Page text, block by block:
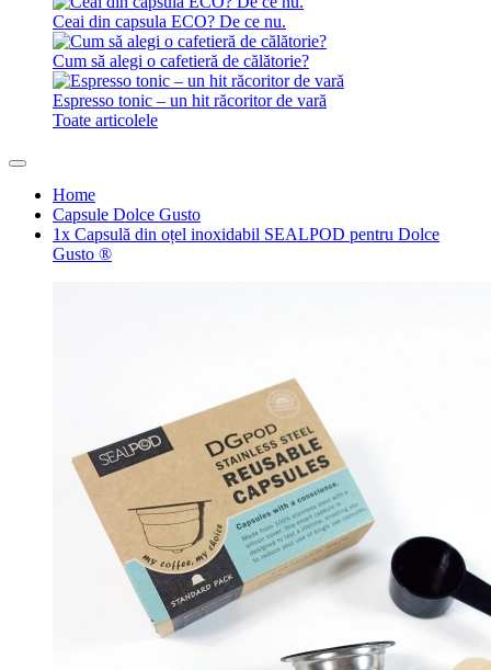
Ceai din capsula ECO? De ce nu.
Cum să alegi o cafetieră de călătorie?
Espresso tonic – un hit răcoritor de vară
Toate articolele
Home
Capsule Dolce Gusto
1x Capsulă din oțel inoxidabil SEALPOD pentru Dolce
Gusto ®